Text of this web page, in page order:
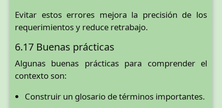
Evitar estos errores mejora la precisión de los
requerimientos y reduce retrabajo.
6.17 Buenas prácticas
Algunas buenas prácticas para comprender el
contexto son:
Construir un glosario de términos importantes.